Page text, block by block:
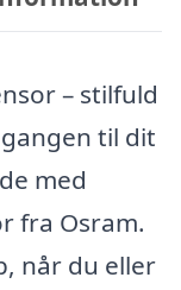
– stilfuld
til dit
med
fra Osram.
når du eller